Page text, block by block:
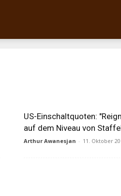
US-Einschaltquoten:
auf dem Niveau von
Arthur Awanesjan - 11. Oktober